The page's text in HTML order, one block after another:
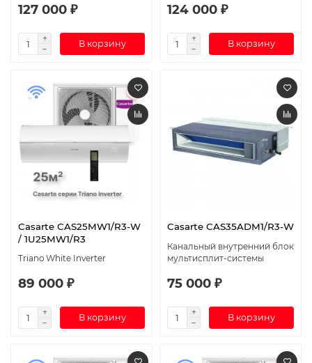
127 000 ₽
В корзину
124 000 ₽
В корзину
Casarte CAS25MW1/R3-W
/ 1U25MW1/R3
Triano White Inverter
89 000 ₽
В корзину
Casarte CAS35ADM1/R3-W
Канальный внутренний блок
мультисплит-системы
75 000 ₽
В корзину